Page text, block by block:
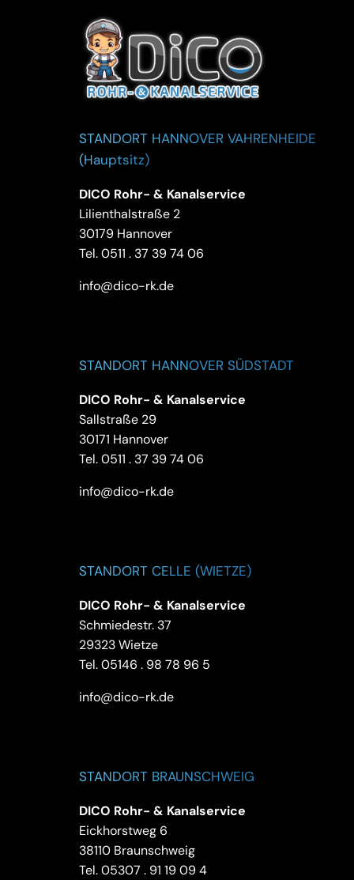
STANDORT HANNOVER VAHRENHEIDE
(Hauptsitz)
DICO Rohr- & Kanalservice
Lilienthalstraße 2
30179 Hannover
Tel.0511 . 37 39 74 06
info@dico-rk.de
STANDORT HANNOVER SÜDSTADT
DICO Rohr- & Kanalservice
Sallstraße 29
30171 Hannover
Tel.0511 . 37 39 74 06
info@dico-rk.de
STANDORT CELLE (WIETZE)
DICO Rohr- & Kanalservice
Schmiedestr. 37
29323 Wietze
Tel.05146 . 98 78 96 5
info@dico-rk.de
STANDORT BRAUNSCHWEIG
DICO Rohr- & Kanalservice
Eickhorstweg 6
38110 Braunschweig
Tel.05307 . 91 19 09 4